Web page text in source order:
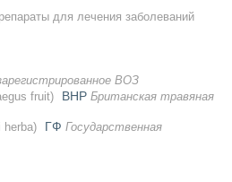
для лечения заболеваний
ВОЗ
fruit) BHP Британская травяная
herba) ГФ Государственная